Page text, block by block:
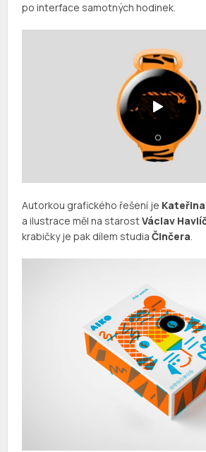
po interface samotných hodinek.
Autorkou grafického řešení je
a ilustrace měl na starostVáclav
krabičky je pak dílem studiaČinčera